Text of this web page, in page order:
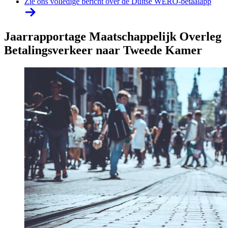
Jaarrapportage Maatschappelijk Overleg
Betalingsverkeer naar Tweede Kamer